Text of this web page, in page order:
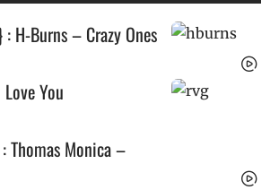
H-Burns – Crazy Ones
You
Thomas Monica –